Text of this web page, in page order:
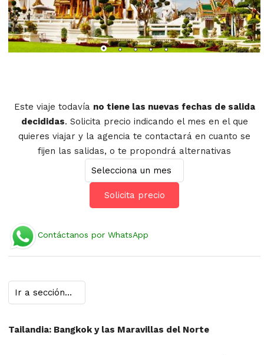
Este viaje todavía no tiene las nuevas fechas de salida
decididas. Solicita precio indicando el mes en el que
quieres viajar y la agencia te contactará en cuanto se
fijen las salidas, o te propondrá alternativas
Solicita precio
Contáctanos por WhatsApp
Tailandia: Bangkok y las Maravillas del Norte